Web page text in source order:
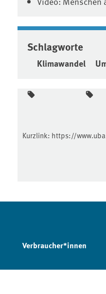
Schlagworte
Klimawandel
Kurzlink: https://
Verbraucher*innen